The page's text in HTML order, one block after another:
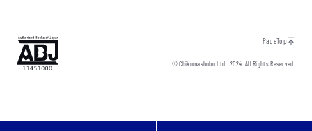
PageTop
© Chikumashobo Ltd.2024 All Rights Reserved.